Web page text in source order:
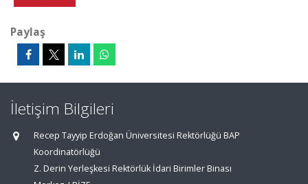
Paylaş
İletişim Bilgileri
Recep Tayyip Erdoğan Üniversitesi Rektörlüğü BAP
Koordinatörlüğü
Z. Derin Yerleşkesi Rektörlük İdari Birimler Binası